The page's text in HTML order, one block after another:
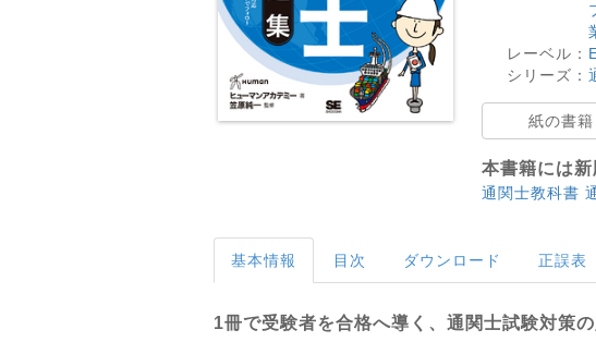
レーベル：
シリーズ：
紙の書籍
本書籍には
通関士教科書
基本情報 目次 ダウンロード 正誤表
1冊で受験者を合格へ導く、通関士試験対策の